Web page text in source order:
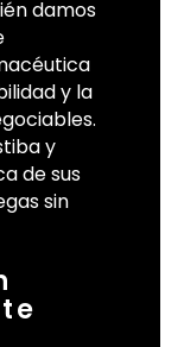
damos
y la
y
de sus
sin